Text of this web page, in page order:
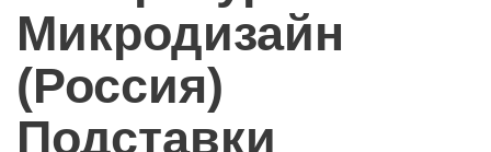
Микродизайн
(Россия)
Подставки